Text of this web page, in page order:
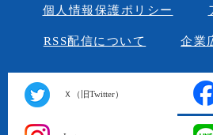
個人情報保護ポリシー
RSS配信について 企業
Ｘ（旧Twitter）